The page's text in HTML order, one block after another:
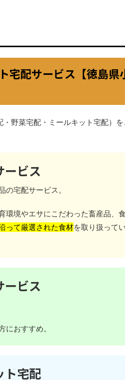
宅配サービス【徳島県
野菜宅配・ミールキット宅配）を
ービス
宅配サービス。
環境やエサにこだわった畜産品、
って厳選された食材を取り扱って
ービス
におすすめ。
ト宅配